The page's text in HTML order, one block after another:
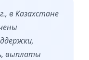
в Казахстане
выплаты